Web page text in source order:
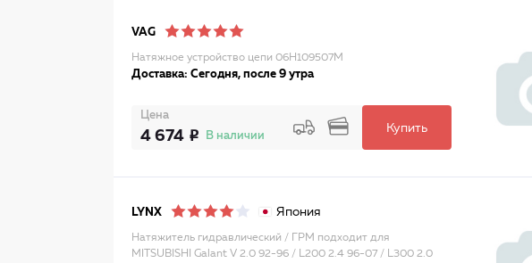
VAG
Натяжное устройство цепи 06H109507M
Доставка: Сегодня, после 9 утра
Цена
4 674 В наличии
Купить
LYNX Япония
Натяжитель гидравлический / ГРМ подходит для
MITSUBISHI Galant V 2.0 92-96 / L200 2.4 96-07 / L300 2.0